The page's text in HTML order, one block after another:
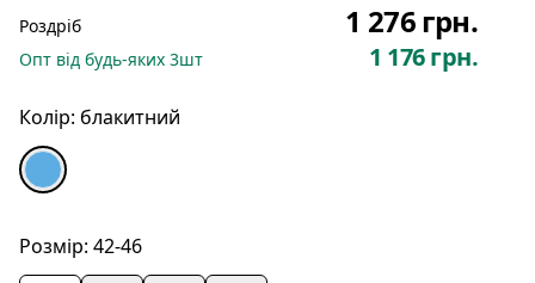
Роздріб 1 276 грн.
Опт від будь-яких 3шт 1 176 грн.
Колір: блакитний
Розмір: 42-46